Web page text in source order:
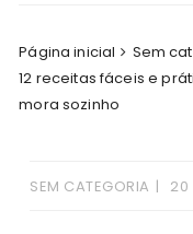
Página inicial
Sem
12 receitas fáceis e
mora sozinho
SEM CATEGORIA 20